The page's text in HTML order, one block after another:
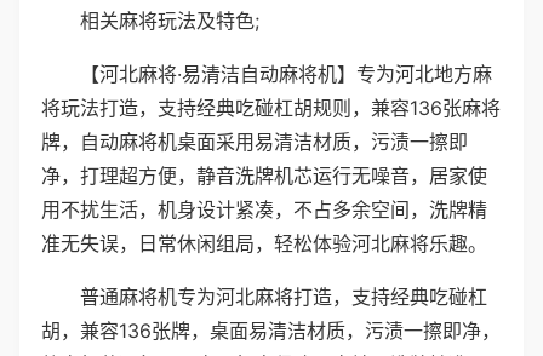
相关麻将玩法及特色;
【河北麻将·易清洁自动麻将机】专为河北地方麻
将玩法打造，支持经典吃碰杠胡规则，兼容136张麻将
牌，自动麻将机桌面采用易清洁材质，污渍一擦即
净，打理超方便，静音洗牌机芯运行无噪音，居家使
用不扰生活，机身设计紧凑，不占多余空间，洗牌精
准无失误，日常休闲组局，轻松体验河北麻将乐趣。
普通麻将机专为河北麻将打造，支持经典吃碰杠
胡，兼容136张牌，桌面易清洁材质，污渍一擦即净，